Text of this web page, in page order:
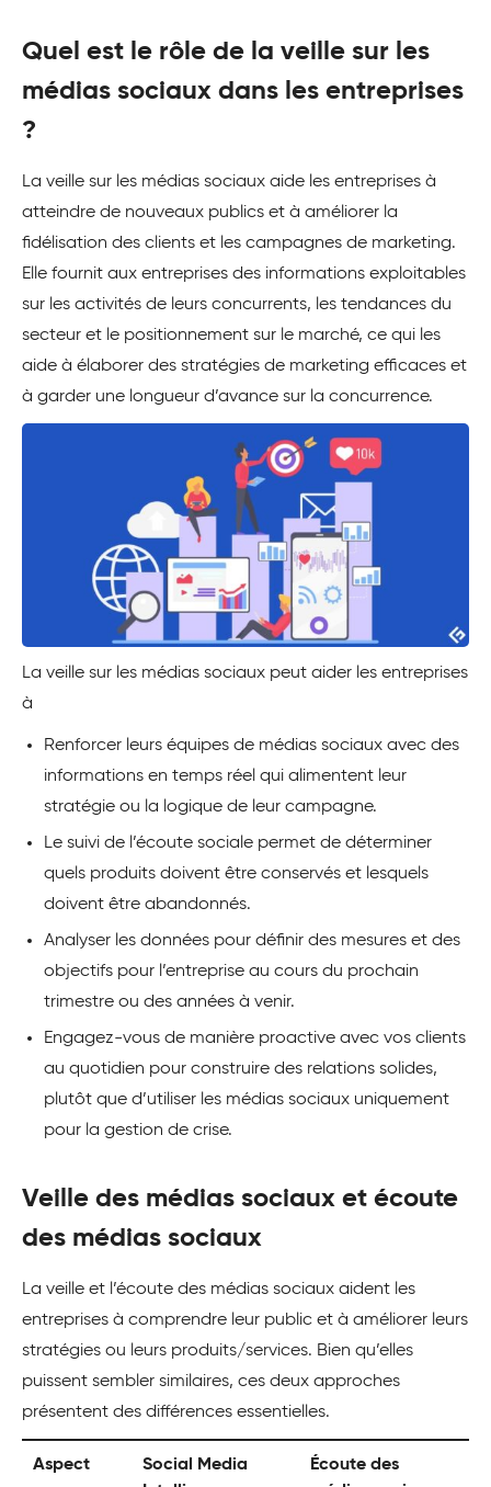
Quel est le rôle de la veille sur les
médias sociaux dans les entreprises
?
La veille sur les médias sociaux aide les entreprises à
atteindre de nouveaux publics et à améliorer la
fidélisation des clients et les campagnes de marketing.
Elle fournit aux entreprises des informations exploitables
sur les activités de leurs concurrents, les tendances du
secteur et le positionnement sur le marché, ce qui les
aide à élaborer des stratégies de marketing efficaces et
à garder une longueur d’avance sur la concurrence.
La veille sur les médias sociaux peut aider les entreprises
à
Renforcer leurs équipes de médias sociaux avec des
informations en temps réel qui alimentent leur
stratégie ou la logique de leur campagne.
Le suivi de l’écoute sociale permet de déterminer
quels produits doivent être conservés et lesquels
doivent être abandonnés.
Analyser les données pour définir des mesures et des
objectifs pour l’entreprise au cours du prochain
trimestre ou des années à venir.
Engagez-vous de manière proactive avec vos clients
au quotidien pour construire des relations solides,
plutôt que d’utiliser les médias sociaux uniquement
pour la gestion de crise.
Veille des médias sociaux et écoute
des médias sociaux
La veille et l’écoute des médias sociaux aident les
entreprises à comprendre leur public et à améliorer leurs
stratégies ou leurs produits/services. Bien qu’elles
puissent sembler similaires, ces deux approches
présentent des différences essentielles.
Aspect
Social Media
Écoute des